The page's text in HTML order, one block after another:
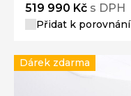
519 990 Kč s DPH
Přidat k porovnání
Dárek zdarma